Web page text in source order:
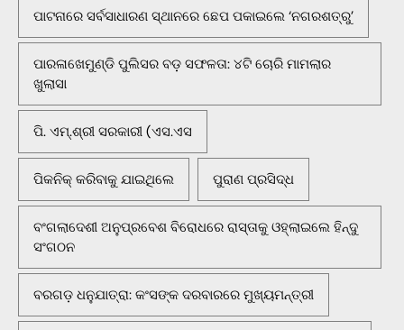
ପାଟନାରେ ସର୍ବସାଧାରଣ ସ୍ଥାନରେ ଛେପ ପକାଇଲେ ‘ନଗରଶତ୍ରୁ’
ପାରଳାଖେମୁଣ୍ଡି ପୁଲିସର ବଡ଼ ସଫଳତା: ୪ଟି ଚୋରି ମାମଲାର
ଖୁଲାସା
ପି. ଏମ୍.ଶ୍ରୀ ସରକାରୀ (ଏସ.ଏସ
ପିକନିକ୍‌ କରିବାକୁ ଯାଇଥିଲେ ପୁରାଣ ପ୍ରସିଦ୍ଧ
ବଂଗଲାଦେଶୀ ଅନୁପ୍ରବେଶ ବିରୋଧରେ ରାସ୍ତାକୁ ଓହ୍ଲାଇଲେ ହିନ୍ଦୁ
ସଂଗଠନ
ବରଗଡ଼ ଧନୁଯାତ୍ରା: କଂସଙ୍କ ଦରବାରରେ ମୁଖ୍ୟମନ୍ତ୍ରୀ